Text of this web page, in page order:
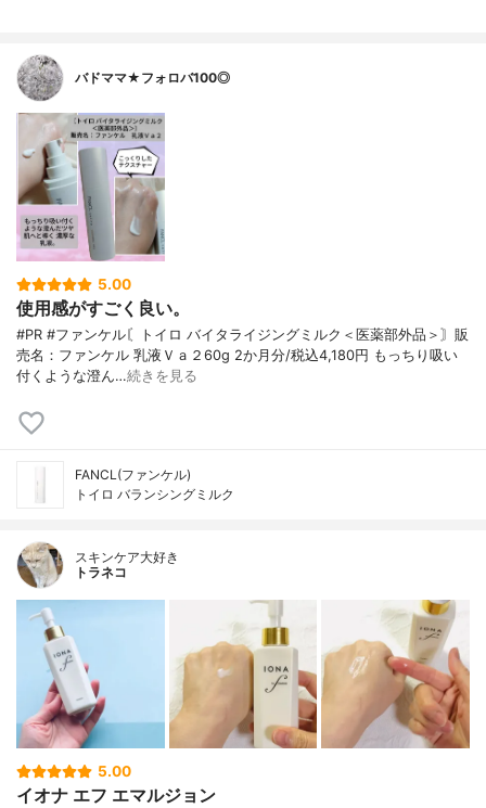
バドママ★フォロバ100◎
5.00
使用感がすごく良い。
#PR #ファンケル〘トイロ バイタライジングミルク＜医薬部外品＞〙販
売名：ファンケル 乳液Ｖａ２60g 2か月分/税込4,180円 もっちり吸い
付くような澄ん…続きを見る
FANCL(ファンケル)
トイロ バランシングミルク
スキンケア大好き
トラネコ
5.00
イオナ エフ エマルジョン